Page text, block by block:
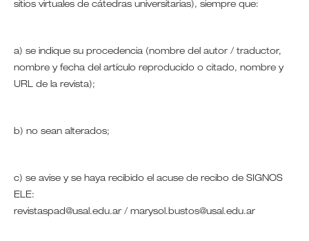
sitios virtuales de cátedras universitarias), siempre que:
a) se indique su procedencia (nombre del autor / traductor,
nombre y fecha del artículo reproducido o citado, nombre y
URL de la revista);
b) no sean alterados;
c) se avise y se haya recibido el acuse de recibo de SIGNOS
ELE:
revistaspad@usal.edu.ar / marysol.bustos@usal.edu.ar